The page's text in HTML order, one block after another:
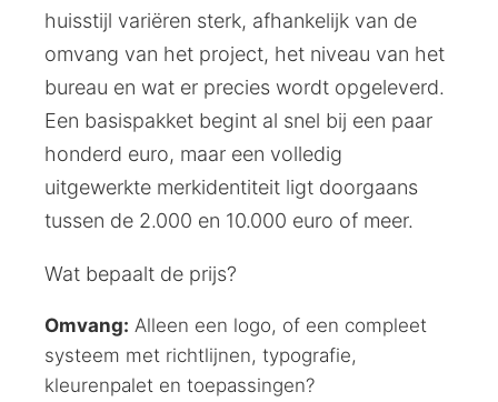
huisstijl variëren sterk, afhankelijk van de
omvang van het project, het niveau van het
bureau en wat er precies wordt opgeleverd.
Een basispakket begint al snel bij een paar
honderd euro, maar een volledig
uitgewerkte merkidentiteit ligt doorgaans
tussen de 2.000 en 10.000 euro of meer.
Wat bepaalt de prijs?
Omvang: Alleen een logo, of een compleet
systeem met richtlijnen, typografie,
kleurenpalet en toepassingen?